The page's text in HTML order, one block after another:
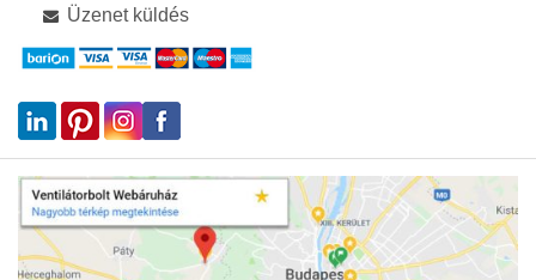
Üzenet küldés